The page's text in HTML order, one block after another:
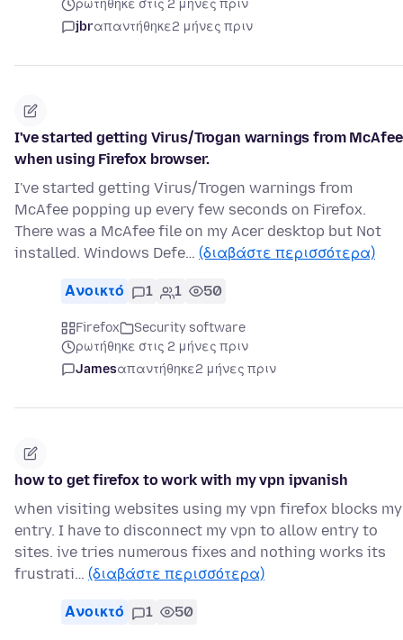
ρωτήθηκε στις 2 μήνες πριν
jbrαπαντήθηκε2 μήνες πριν
I've started getting Virus/Trogan warnings from McAfee
when using Firefox browser.
I've started getting Virus/Trogen warnings from
McAfee popping up every few seconds on Firefox.
There was a McAfee file on my Acer desktop but Not
installed. Windows Defe… (διαβάστε περισσότερα)
Ανοικτό 1 1 50
Firefox
Security software
ρωτήθηκε στις 2 μήνες πριν
Jamesαπαντήθηκε2 μήνες πριν
how to get firefox to work with my vpn ipvanish
when visiting websites using my vpn firefox blocks my
entry. I have to disconnect my vpn to allow entry to
sites. ive tries numerous fixes and nothing works its
frustrati… (διαβάστε περισσότερα)
Ανοικτό 1 50